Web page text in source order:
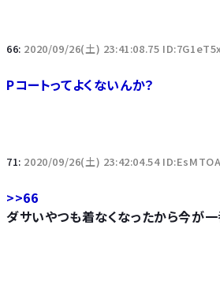
66: 2020/09/26(土) 23:41:08.75
Pコートってよくないんか？
71: 2020/09/26(土) 23:42:04.54
>>66
ダサいやつも着なくなったから今が